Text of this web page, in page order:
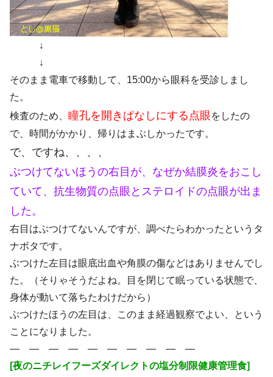
↓
↓
そのまま電車で移動して、15:00から眼科を受診しまし
た。
検査のため、 瞳孔を開きぱなしにする点眼をしたの
で、時間がかかり、帰りはまぶしかったです。
で、ですね、、、、
ぶつけてないほうの右目が、なぜか結膜炎をおこし
ていて、抗生物質の点眼とステロイドの点眼が出ま
した。
右目はぶつけてないんですが、調べたらわかったというタ
ナボタです。
ぶつけた左目は眼底出血や角膜の傷などはありませんでし
た。（そりゃそうだよね。目を閉じて眠っている状態で、
身体が動いて落ちたわけだから）
ぶつけたほうの左目は、このまま経過観察でよい、という
ことになりました。
― ― ― ― ― ― ― ― ― ―
[夜のニチレイフーズダイレクトの塩分制限健康管理食]